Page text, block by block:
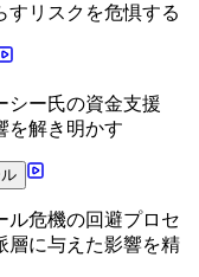
すリスクを危惧する
シー氏の資金支援
を解き明かす
ル危機の回避プロセ
層に与えた影響を精